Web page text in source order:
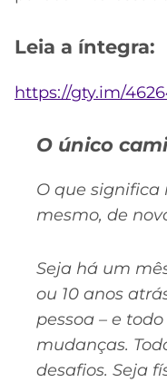
Leia a íntegra:
https://gty.im/
O único
O que significa
mesmo, de
Seja há um
ou 10 anos
pessoa – e
mudanças.
desafios. Seja